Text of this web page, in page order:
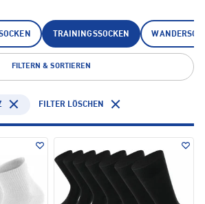
TRAININGSSOCKEN
FILTERN & SORTIEREN
FILTER LÖSCHEN